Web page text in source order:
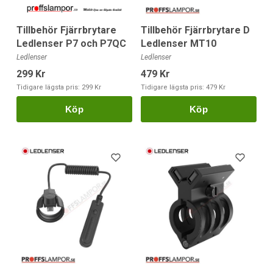
Tillbehör Fjärrbrytare
Ledlenser P7 och P7QC
Ledlenser
299 Kr
Tidigare lägsta pris: 299 Kr
Köp
Tillbehör Fjärrbrytare D
Ledlenser MT10
Ledlenser
479 Kr
Tidigare lägsta pris: 479 Kr
Köp